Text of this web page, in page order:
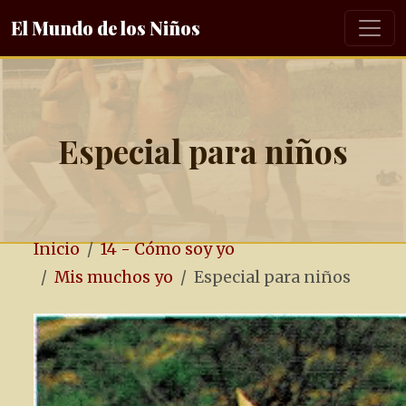
El Mundo de los Niños
Especial para niños
Inicio
14 - Cómo soy yo
Mis muchos yo
Especial para niños